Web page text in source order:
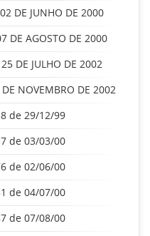
DE JUNHO DE 2000
DE AGOSTO DE 2000
DE JULHO DE 2002
NOVEMBRO DE 2002
de 29/12/99
de 03/03/00
de 02/06/00
de 04/07/00
de 07/08/00